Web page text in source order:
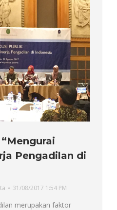
Pengadilan di
31/08/2017 1:54 PM
merupakan faktor